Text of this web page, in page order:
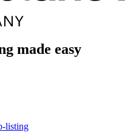
made easy
listing